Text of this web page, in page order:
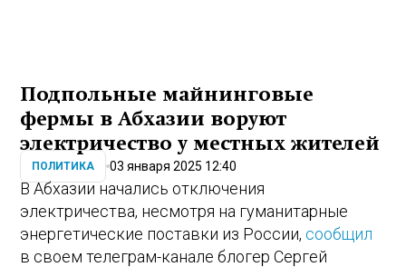
Подпольные майнинговые
фермы в Абхазии воруют
электричество у местных жителей
ПОЛИТИКА 03 января 2025 12:40
В Абхазии начались отключения
электричества, несмотря на гуманитарные
энергетические поставки из России, сообщил
в своем телеграм-канале блогер Сергей